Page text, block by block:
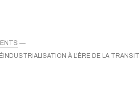
À L'ÈRE DE LA